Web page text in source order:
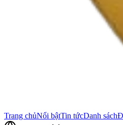
Trang chủNổi bậtTin tứcDanh sách